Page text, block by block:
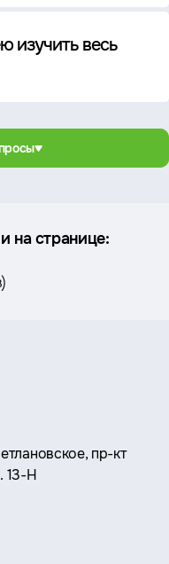
изучить весь
на странице:
)
пр-кт
13-Н